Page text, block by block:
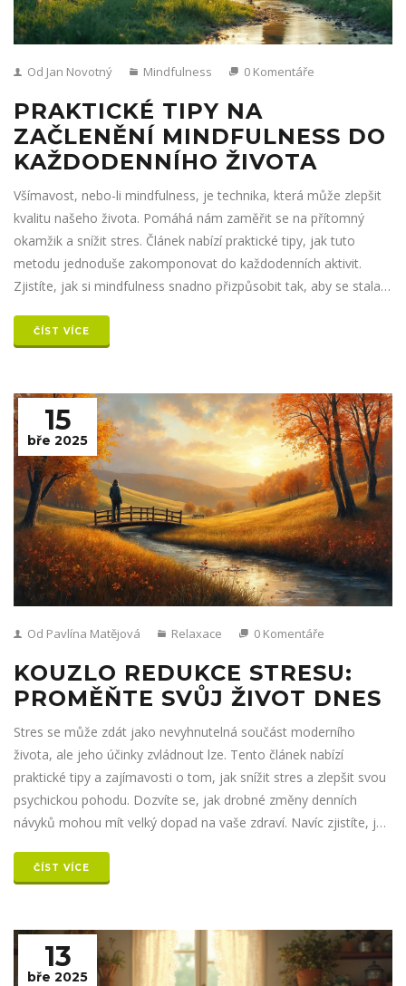
Od Jan Novotný Mindfulness 0 Komentáře
PRAKTICKÉ TIPY NA
ZAČLENĚNÍ MINDFULNESS DO
KAŽDODENNÍHO ŽIVOTA
Všímavost, nebo-li mindfulness, je technika, která může zlepšit
kvalitu našeho života. Pomáhá nám zaměřit se na přítomný
okamžik a snížit stres. Článek nabízí praktické tipy, jak tuto
metodu jednoduše zakomponovat do každodenních aktivit.
Zjistíte, jak si mindfulness snadno přizpůsobit tak, aby se stala
ČÍST VÍCE
15
bře 2025
Od Pavlína Matějová Relaxace 0 Komentáře
KOUZLO REDUKCE STRESU:
PROMĚŇTE SVŮJ ŽIVOT DNES
Stres se může zdát jako nevyhnutelná součást moderního
života, ale jeho účinky zvládnout lze. Tento článek nabízí
praktické tipy a zajímavosti o tom, jak snížit stres a zlepšit svou
psychickou pohodu. Dozvíte se, jak drobné změny denních
návyků mohou mít velký dopad na vaše zdraví. Navíc zjistíte, jak
jak lépe zvládat stres a užijte si pozitivní změny.
ČÍST VÍCE
13
bře 2025